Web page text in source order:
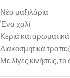
Νέα μαξιλάρια
Ένα χαλί
Κεριά και αρωματικά
Διακοσμητικά
Με λίγες κινήσεις,